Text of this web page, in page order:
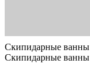
Скипидарные ванны
Скипидарные ванны